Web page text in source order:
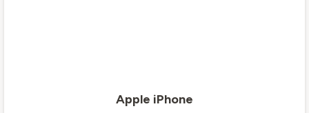
Apple iPhone